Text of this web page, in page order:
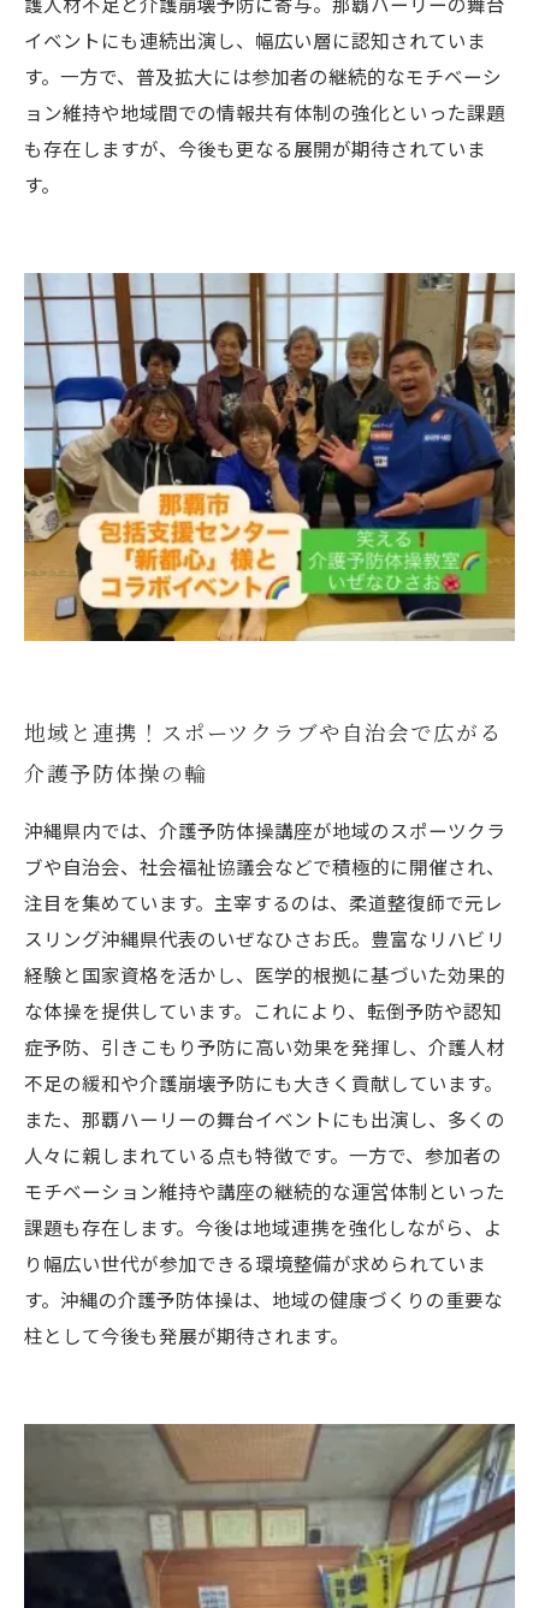
イベントにも連続出演し、幅広い層に認知されていま
す。一方で、普及拡大には参加者の継続的なモチベーシ
ョン維持や地域間での情報共有体制の強化といった課題
も存在しますが、今後も更なる展開が期待されていま
す。
地域と連携！スポーツクラブや自治会で広がる
介護予防体操の輪
沖縄県内では、介護予防体操講座が地域のスポーツクラ
ブや自治会、社会福祉協議会などで積極的に開催され、
注目を集めています。主宰するのは、柔道整復師で元レ
スリング沖縄県代表のいぜなひさお氏。豊富なリハビリ
経験と国家資格を活かし、医学的根拠に基づいた効果的
な体操を提供しています。これにより、転倒予防や認知
症予防、引きこもり予防に高い効果を発揮し、介護人材
不足の緩和や介護崩壊予防にも大きく貢献しています。
また、那覇ハーリーの舞台イベントにも出演し、多くの
人々に親しまれている点も特徴です。一方で、参加者の
モチベーション維持や講座の継続的な運営体制といった
課題も存在します。今後は地域連携を強化しながら、よ
り幅広い世代が参加できる環境整備が求められていま
す。沖縄の介護予防体操は、地域の健康づくりの重要な
柱として今後も発展が期待されます。